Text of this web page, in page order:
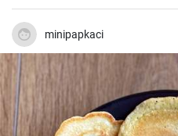
minipapkaci